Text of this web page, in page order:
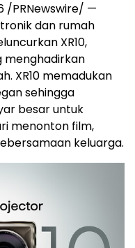
/PRNewswire/ —
dan rumah
XR10,
menghadirkan
XR10 memadukan
sehingga
besar untuk
menonton film,
keluarga.